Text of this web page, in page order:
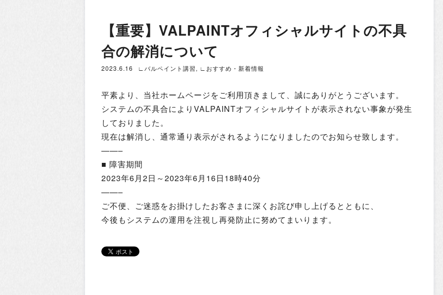
【重要】VALPAINTオフィシャルサイトの不具
合の解消について
2023.6.16 ∟バルペイント講習, ∟おすすめ・新着情報
平素より、当社ホームページをご利用頂きまして、誠にありがとうございます。
システムの不具合によりVALPAINTオフィシャルサイトが表示されない事象が発生
しておりました。
現在は解消し、通常通り表示がされるようになりましたのでお知らせ致します。
——–
■ 障害期間
2023年6月2日～2023年6月16日18時40分
——–
ご不便、ご迷惑をお掛けしたお客さまに深くお詫び申し上げるとともに、
今後もシステムの運用を注視し再発防止に努めてまいります。